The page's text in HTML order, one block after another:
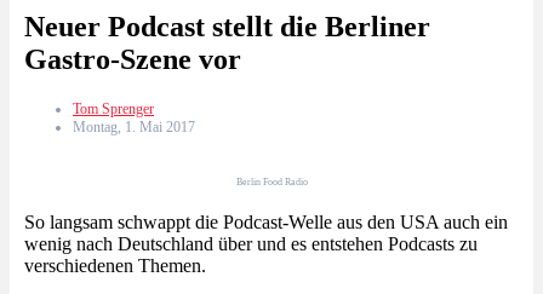
Neuer Podcast stellt die Berliner
Gastro-Szene vor
Tom Sprenger
Montag, 1. Mai 2017
Berlin Food Radio
So langsam schwappt die Podcast-Welle aus den USA auch ein
wenig nach Deutschland über und es entstehen Podcasts zu
verschiedenen Themen.